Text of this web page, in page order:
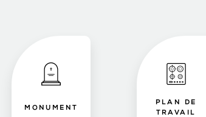
MONUMENT
PLAN DE
TRAVAIL